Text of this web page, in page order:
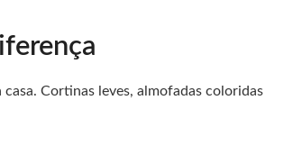
casa. Cortinas leves, almofadas coloridas